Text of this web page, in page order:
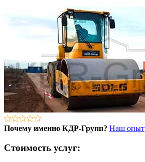
Почему именно КДР-Групп? Наш опыт
Стоимость услуг: